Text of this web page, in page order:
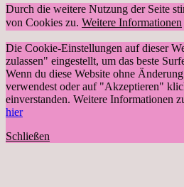
Durch die weitere Nutzung der Seite
von Cookies zu. Weitere Informationen
Die Cookie-Einstellungen auf dieser
zulassen" eingestellt, um das beste
Wenn du diese Website ohne
verwendest oder auf "Akzeptieren"
einverstanden. Weitere Informationen
hier
Schließen